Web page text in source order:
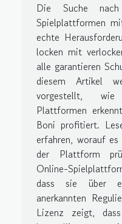
Die Suche
Spielplattformen
echte
locken mit
alle garantieren
diesem Artikel
vorgestellt, wie
Plattformen
Boni profitiert.
erfahren, worauf
der Plattform
Online-
dass sie über
anerkannten
Lizenz zeigt,